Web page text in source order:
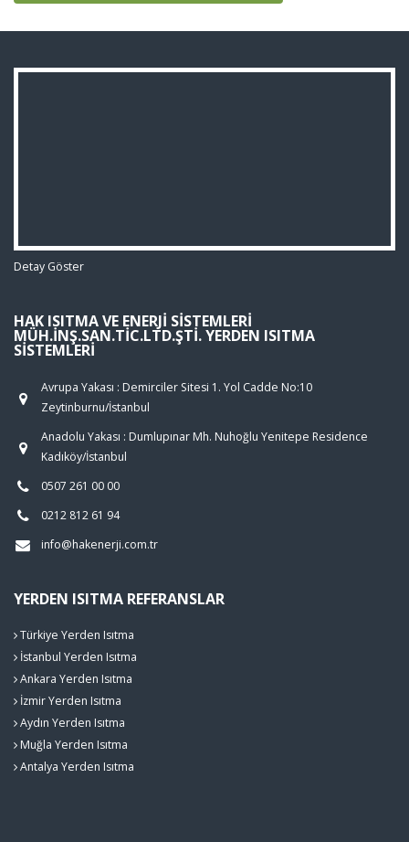
Detay Göster
HAK ISITMA VE ENERJI SISTEMLERI
MÜH.İNŞ.SAN.TIC.LTD.ŞTI. YERDEN ISITMA
SISTEMLERI
Avrupa Yakası : Demirciler Sitesi 1. Yol Cadde No:10
Zeytinburnu/İstanbul
Anadolu Yakası : Dumlupınar Mh. Nuhoğlu Yenitepe Residence
Kadıköy/İstanbul
0507 261 00 00
0212 812 61 94
info@hakenerji.com.tr
YERDEN ISITMA REFERANSLAR
Türkiye Yerden Isıtma
İstanbul Yerden Isıtma
Ankara Yerden Isıtma
İzmir Yerden Isıtma
Aydın Yerden Isıtma
Muğla Yerden Isıtma
Antalya Yerden Isıtma